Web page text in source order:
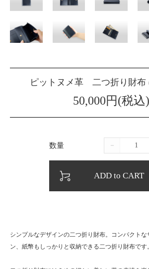
ピットヌメ革 二つ折り財布
50,000円(税込)
数量 －
ADD to CART
シンプルなデザインの二つ折り財布。コンパクト
ン、紙幣もしっかりと収納できる二つ折り財布です。